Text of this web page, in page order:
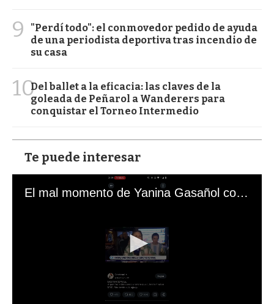
9
"Perdí todo": el conmovedor pedido de ayuda
de una periodista deportiva tras incendio de
su casa
10Del ballet a la eficacia: las claves de la
goleada de Peñarol a Wanderers para
conquistar el Torneo Intermedio
Te puede interesar
El mal momento de Yanina Gasañol con un hincha argentino en "Subrayado"